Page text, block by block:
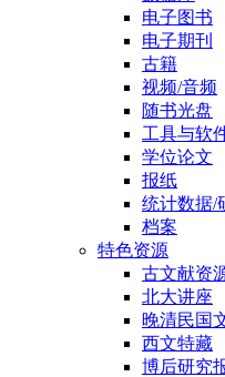
电子图书
电子期刊
古籍
视频/音频
随书光盘
工具与软
学位论文
报纸
统计数据/
档案
特色资源
古文献资
北大讲座
晚清民国
西文特藏
博后研究